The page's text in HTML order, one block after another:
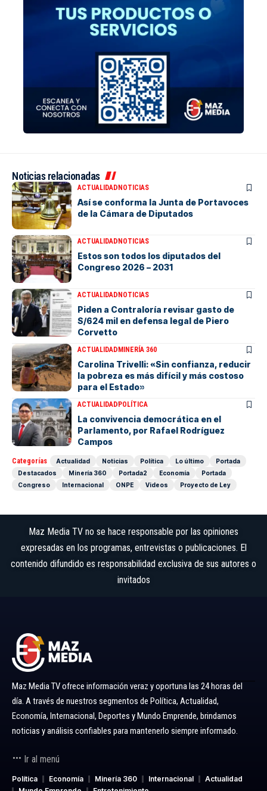
Noticias relacionadas
ACTUALIDADNOTICIAS
Así se conforma la Junta de Portavoces
de la Cámara de Diputados
ACTUALIDADNOTICIAS
Estos son todos los diputados del
Congreso 2026 – 2031
ACTUALIDADNOTICIAS
Piden a Contraloría revisar gasto de
S/624 mil en defensa legal de Piero
Corvetto
ACTUALIDADMINERÍA 360
Carolina Trivelli: «Sin confianza, reducir
la pobreza es más difícil y más costoso
para el Estado»
ACTUALIDADPOLÍTICA
La convivencia democrática en el
Parlamento, por Rafael Rodríguez
Campos
Categorías Actualidad Noticias Política Lo último
Portada
Destacados
Minería 360 Portada2 Economía
Portada
Congreso
Internacional ONPE Videos Proyecto de Ley
Maz Media TV no se hace responsable por las opiniones
expresadas en los programas, entrevistas o publicaciones. El
contenido difundido es responsabilidad exclusiva de sus autores o
invitados
Maz Media TV ofrece información veraz y oportuna las 24 horas del
día. A través de nuestros segmentos de Política, Actualidad,
Economía, Internacional, Deportes y Mundo Emprende, brindamos
noticias y análisis confiables para mantenerlo siempre informado.
Ir al menú
Política Economía Minería 360 Internacional
Actualidad